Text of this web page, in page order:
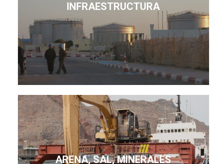
INFRAESTRUCTURA
ARENA, SAL, MINERALES